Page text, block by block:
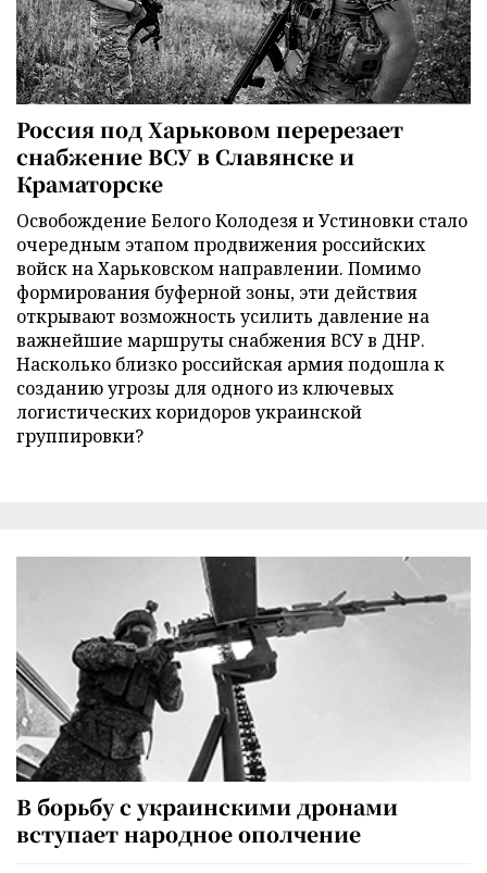
Россия под Харьковом перерезает
снабжение ВСУ в Славянске и
Краматорске
Освобождение Белого Колодезя и Устиновки стало
очередным этапом продвижения российских
войск на Харьковском направлении. Помимо
формирования буферной зоны, эти действия
открывают возможность усилить давление на
важнейшие маршруты снабжения ВСУ в ДНР.
Насколько близко российская армия подошла к
созданию угрозы для одного из ключевых
логистических коридоров украинской
группировки?
В борьбу с украинскими дронами
вступает народное ополчение